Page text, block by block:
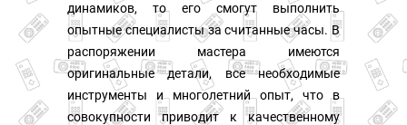
динамиков, то его смогут выполнить
опытные специалисты за считанные часы. В
распоряжении мастера имеются
оригинальные детали, все необходимые
инструменты и многолетний опыт, что в
совокупности приводит к качественному